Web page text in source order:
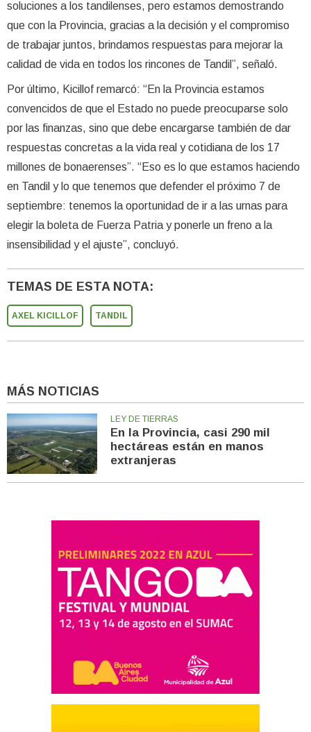
soluciones a los tandilenses, pero estamos demostrando
que con la Provincia, gracias a la decisión y el compromiso
de trabajar juntos, brindamos respuestas para mejorar la
calidad de vida en todos los rincones de Tandil”, señaló.
Por último, Kicillof remarcó: “En la Provincia estamos
convencidos de que el Estado no puede preocuparse solo
por las finanzas, sino que debe encargarse también de dar
respuestas concretas a la vida real y cotidiana de los 17
millones de bonaerenses”. “Eso es lo que estamos haciendo
en Tandil y lo que tenemos que defender el próximo 7 de
septiembre: tenemos la oportunidad de ir a las urnas para
elegir la boleta de Fuerza Patria y ponerle un freno a la
insensibilidad y el ajuste”, concluyó.
TEMAS DE ESTA NOTA:
AXEL KICILLOF TANDIL
MÁS NOTICIAS
LEY DE TIERRAS
En la Provincia, casi 290 mil
hectáreas están en manos
extranjeras